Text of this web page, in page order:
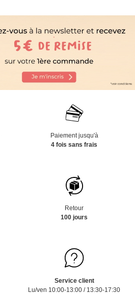
Paiement jusqu'à
4 fois sans frais
Retour
100 jours
Service client
Lu/ven 10:00-13:00 / 13:30-17:30